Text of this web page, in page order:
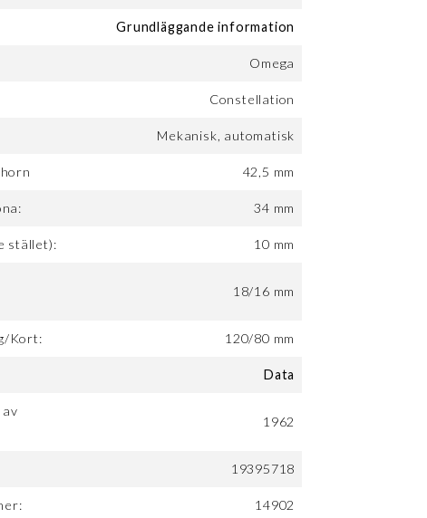
Grundläggande information
Omega
Constellation
Mekanisk, automatisk
42,5 mm
34 mm
stället): 10 mm
18/16 mm
Kort: 120/80 mm
Data
1962
19395718
14902